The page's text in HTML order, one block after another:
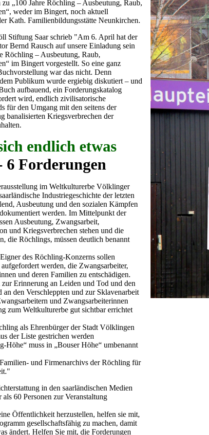
zu „100 Jahre Röchling – Ausbeutung, Raub,
weder im Bingert, noch aktuell
Kath. Familienbildungsstätte Neunkirchen.
Stiftung Saar schrieb "Am 6. April hat der
Bernd Rausch auf unsere Einladung sein
Röchling – Ausbeutung, Raub,
im Bingert vorgestellt. So eine ganz
war das nicht. Denn
Publikum wurde ergiebig diskutiert – und
aufbauend, ein Forderungskatalog
wird, endlich zivilisatorische
für den Umgang mit den seitens der
banalisierten Kriegsverbrechen der
endlich etwas
6 Forderungen
im Weltkulturerbe Völklinger
Industriegeschichte der letzten
Ausbeutung und den sozialen Kämpfen
werden. Im Mittelpunkt der
Ausbeutung, Zwangsarbeit,
und Kriegsverbrechen stehen und die
die Röchlings, müssen deutlich benannt
des Röchling-Konzerns sollen
werden, die Zwangsarbeiter,
und deren Familien zu entschädigen.
Erinnerung an Leiden und Tod und den
den Verschleppten und zur Sklavenarbeit
und Zwangsarbeiterinnen
zum Weltkulturerbe gut sichtbar errichtet
als Ehrenbürger der Stadt Völklingen
der Liste gestrichen werden
Höhe“ muss in „Bouser Höhe“ umbenannt
und Firmenarchivs der Röchling für
in den saarländischen Medien
als 60 Personen zur Veranstaltung
Öffentlichkeit herzustellen, helfen sie mit,
gesellschaftsfähig zu machen, damit
ändert. Helfen Sie mit, die Forderungen